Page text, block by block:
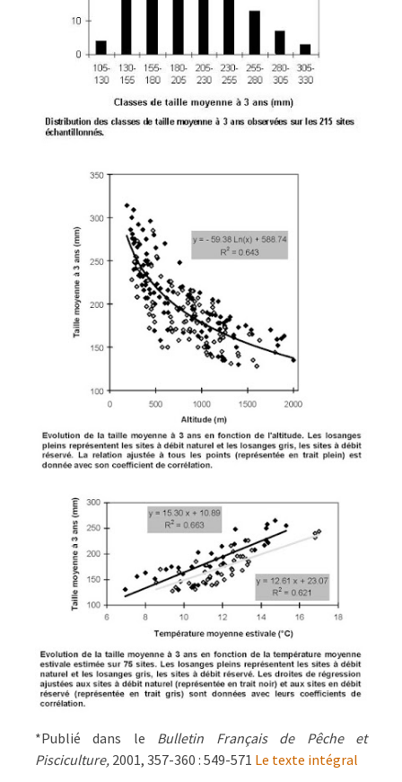
*Publié dans le Bulletin Français de Pêche et
Pisciculture, 2001, 357-360 : 549-571 Le texte intégral